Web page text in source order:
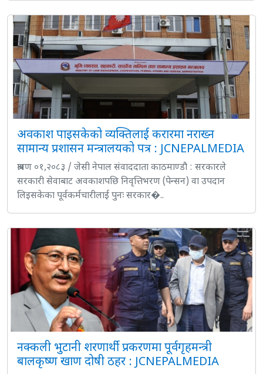
अवकाश पाइसकेको व्यक्तिलाई करारमा नराख्न
सामान्य प्रशासन मन्त्रालयको पत्र : JCNEPALMEDIA
श्रावण ०१,२०८३ / जेसी नेपाल संवाददाता काठमाण्डौ : सरकारले
सरकारी सेवाबाट अवकाशपछि निवृत्तिभरण (पेन्सन) वा उपदान
लिइसकेका पूर्वकर्मचारीलाई पुनः सरकार�..
नक्कली भुटानी शरणार्थी प्रकरणमा पूर्वगृहमन्त्री
बालकृष्ण खाण दोषी ठहर : JCNEPALMEDIA